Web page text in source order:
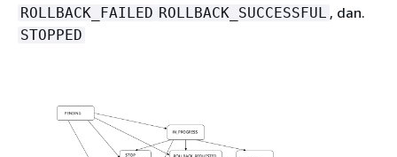
ROLLBACK_FAILED ROLLBACK_SUCCESSFUL , dan.
STOPPED